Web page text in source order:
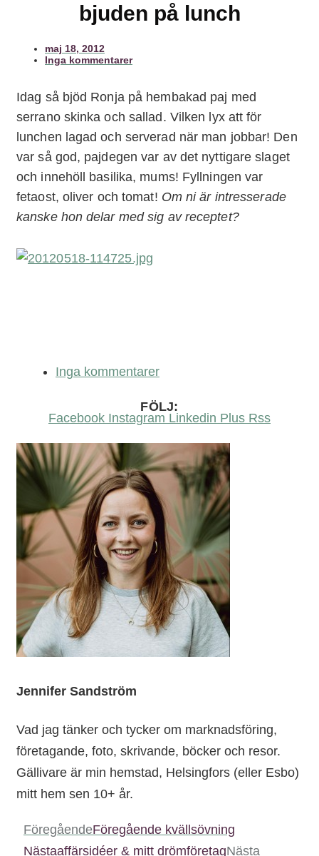
bjuden på lunch
maj 18, 2012
Inga kommentarer
Idag så bjöd Ronja på hembakad paj med
serrano skinka och sallad. Vilken lyx att för
lunchen lagad och serverad när man jobbar! Den
var så god, pajdegen var av det nyttigare slaget
och innehöll basilika, mums! Fyllningen var
fetaost, oliver och tomat! Om ni är intresserade
kanske hon delar med sig av receptet?
Inga kommentarer
FÖLJ:
Facebook Instagram Linkedin Plus Rss
Jennifer Sandström
Vad jag tänker och tycker om marknadsföring,
företagande, foto, skrivande, böcker och resor.
Gällivare är min hemstad, Helsingfors (eller Esbo)
mitt hem sen 10+ år.
FöregåendeFöregående kvällsövning
Nästaaffärsidéer & mitt drömföretagNästa